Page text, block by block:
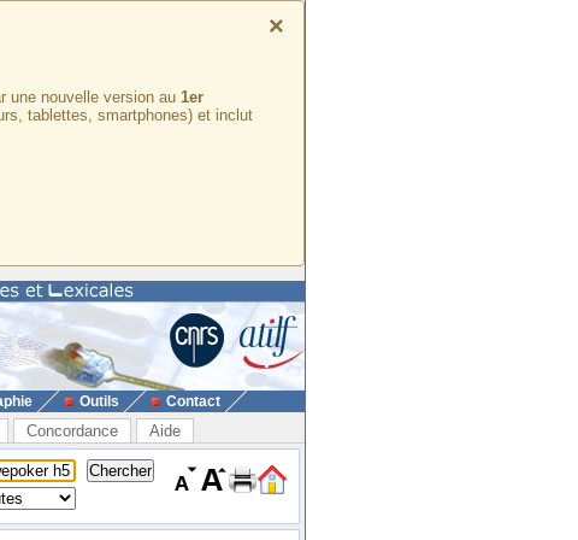
×
une nouvelle version au 1er
tablettes, smartphones) et inclut
Outils Contact
Concordance Aide